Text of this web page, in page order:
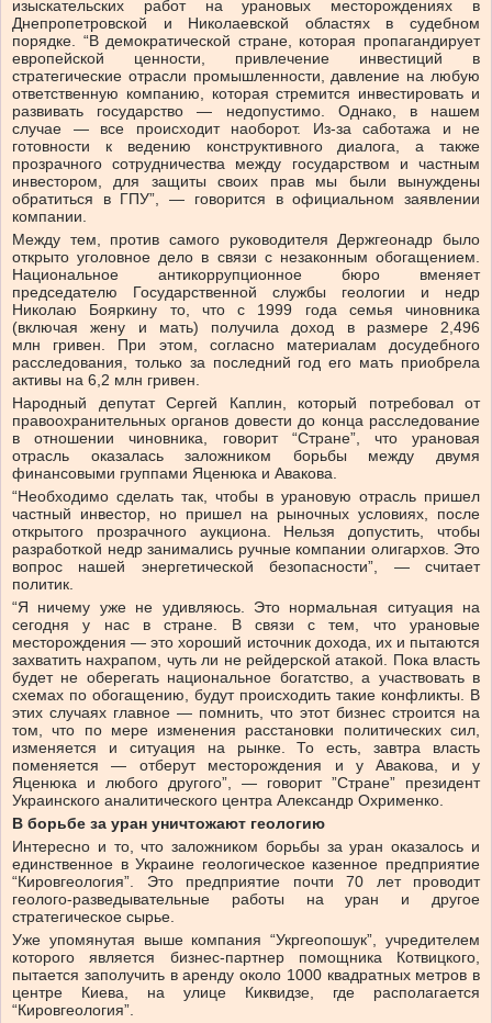
изыскательских работ на урановых месторождениях в
Днепропетровской и Николаевской областях в судебном
порядке. “В демократической стране, которая пропагандирует
европейской ценности, привлечение инвестиций в
стратегические отрасли промышленности, давление на любую
ответственную компанию, которая стремится инвестировать и
развивать государство — недопустимо. Однако, в нашем
случае — все происходит наоборот. Из-за саботажа и не
готовности к ведению конструктивного диалога, а также
прозрачного сотрудничества между государством и частным
инвестором, для защиты своих прав мы были вынуждены
обратиться в ГПУ”, — говорится в официальном заявлении
компании.
Между тем, против самого руководителя Держгеонадр было
открыто уголовное дело в связи с незаконным обогащением.
Национальное антикоррупционное бюро вменяет
председателю Государственной службы геологии и недр
Николаю Бояркину то, что с 1999 года семья чиновника
(включая жену и мать) получила доход в размере 2,496
млн гривен. При этом, согласно материалам досудебного
расследования, только за последний год его мать приобрела
активы на 6,2 млн гривен.
Народный депутат Сергей Каплин, который потребовал от
правоохранительных органов довести до конца расследование
в отношении чиновника, говорит “Стране”, что урановая
отрасль оказалась заложником борьбы между двумя
финансовыми группами Яценюка и Авакова.
“Необходимо сделать так, чтобы в урановую отрасль пришел
частный инвестор, но пришел на рыночных условиях, после
открытого прозрачного аукциона. Нельзя допустить, чтобы
разработкой недр занимались ручные компании олигархов. Это
вопрос нашей энергетической безопасности”, — считает
политик.
“Я ничему уже не удивляюсь. Это нормальная ситуация на
сегодня у нас в стране. В связи с тем, что урановые
месторождения — это хороший источник дохода, их и пытаются
захватить нахрапом, чуть ли не рейдерской атакой. Пока власть
будет не оберегать национальное богатство, а участвовать в
схемах по обогащению, будут происходить такие конфликты. В
этих случаях главное — помнить, что этот бизнес строится на
том, что по мере изменения расстановки политических сил,
изменяется и ситуация на рынке. То есть, завтра власть
поменяется — отберут месторождения и у Авакова, и у
Яценюка и любого другого”, — говорит ”Стране” президент
Украинского аналитического центра Александр Охрименко.
В борьбе за уран уничтожают геологию
Интересно и то, что заложником борьбы за уран оказалось и
единственное в Украине геологическое казенное предприятие
“Кировгеология”. Это предприятие почти 70 лет проводит
геолого-разведывательные работы на уран и другое
стратегическое сырье.
Уже упомянутая выше компания “Укргеопошук”, учредителем
которого является бизнес-партнер помощника Котвицкого,
пытается заполучить в аренду около 1000 квадратных метров в
центре Киева, на улице Киквидзе, где располагается
“Кировгеология”.